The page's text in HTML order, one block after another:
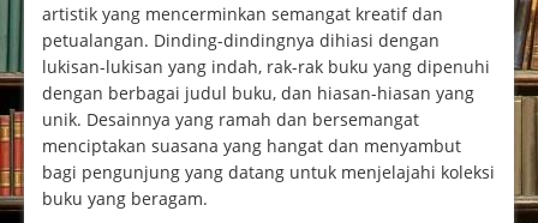
artistik yang mencerminkan semangat kreatif dan
petualangan. Dinding-dindingnya dihiasi dengan
lukisan-lukisan yang indah, rak-rak buku yang dipenuhi
dengan berbagai judul buku, dan hiasan-hiasan yang
unik. Desainnya yang ramah dan bersemangat
menciptakan suasana yang hangat dan menyambut
bagi pengunjung yang datang untuk menjelajahi koleksi
buku yang beragam.